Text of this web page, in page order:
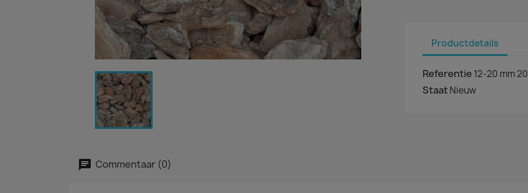
Productdetails
Referentie 12-20 mm
Staat Nieuw
Commentaar (0)